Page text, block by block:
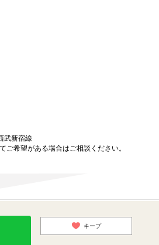
武新宿線
希望がある場合はご相談ください。
キープ